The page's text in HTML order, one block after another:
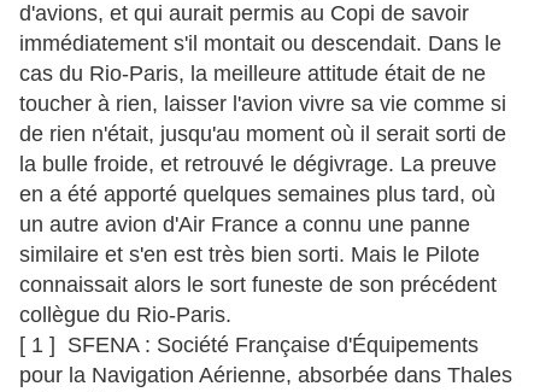
d'avions, et qui aurait permis au Copi de savoir
immédiatement s'il montait ou descendait. Dans le
cas du Rio-Paris, la meilleure attitude était de ne
toucher à rien, laisser l'avion vivre sa vie comme si
de rien n'était, jusqu'au moment où il serait sorti de
la bulle froide, et retrouvé le dégivrage. La preuve
en a été apporté quelques semaines plus tard, où
un autre avion d'Air France a connu une panne
similaire et s'en est très bien sorti. Mais le Pilote
connaissait alors le sort funeste de son précédent
collègue du Rio-Paris.
[ 1 ] SFENA : Société Française d'Équipements
pour la Navigation Aérienne, absorbée dans Thales